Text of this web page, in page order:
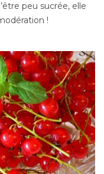
peu sucrée, elle
!